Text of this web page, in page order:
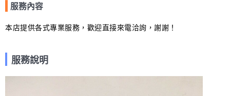
服務內容
本店提供各式專業服務，歡迎直接來電洽詢，謝謝！
服務說明